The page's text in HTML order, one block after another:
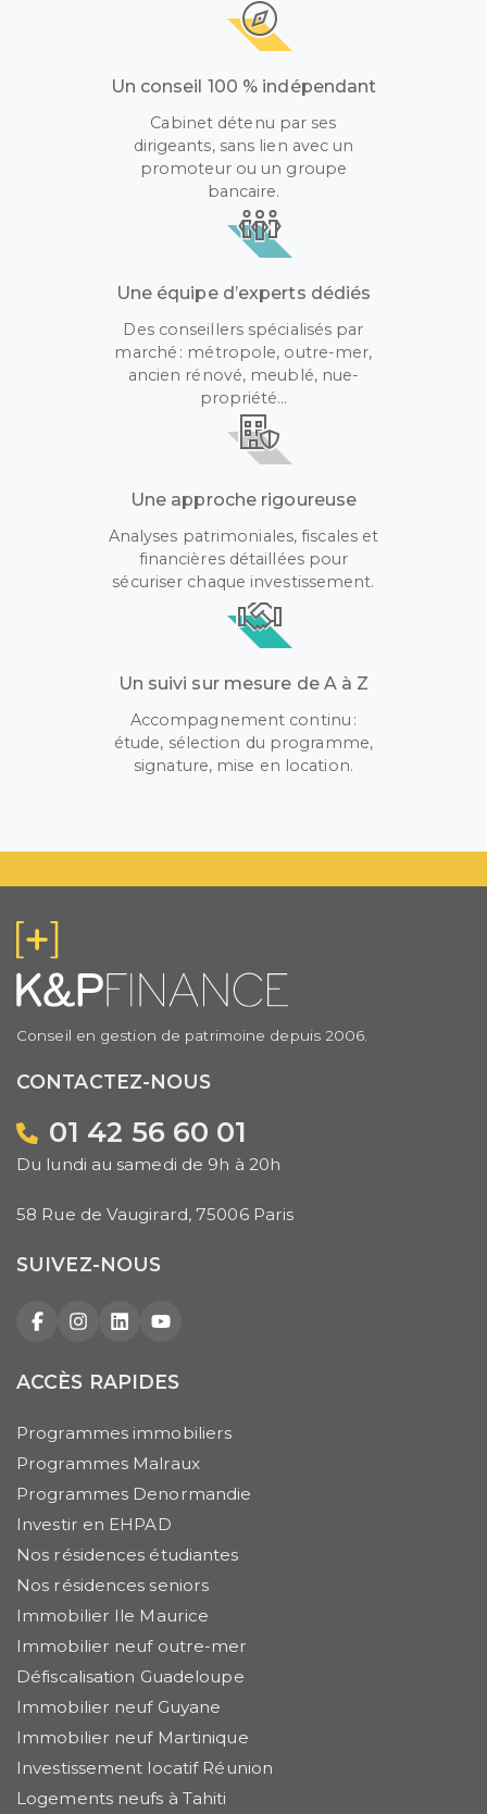
Un conseil 100 % indépendant
Cabinet détenu par ses
dirigeants, sans lien avec un
promoteur ou un groupe
bancaire.
Une équipe d’experts dédiés
Des conseillers spécialisés par
marché : métropole, outre-mer,
ancien rénové, meublé, nue-
propriété…
Une approche rigoureuse
Analyses patrimoniales, fiscales et
financières détaillées pour
sécuriser chaque investissement.
Un suivi sur mesure de A à Z
Accompagnement continu :
étude, sélection du programme,
signature, mise en location.
Conseil en gestion de patrimoine depuis 2006.
CONTACTEZ-NOUS
01 42 56 60 01
Du lundi au samedi de 9h à 20h
58 Rue de Vaugirard, 75006 Paris
SUIVEZ-NOUS
FacebookInstagram
LinkedInYouTube
ACCÈS RAPIDES
Programmes immobiliers
Programmes Malraux
Programmes Denormandie
Investir en EHPAD
Nos résidences étudiantes
Nos résidences seniors
Immobilier Ile Maurice
Immobilier neuf outre-mer
Défiscalisation Guadeloupe
Immobilier neuf Guyane
Immobilier neuf Martinique
Investissement locatif Réunion
Logements neufs à Tahiti